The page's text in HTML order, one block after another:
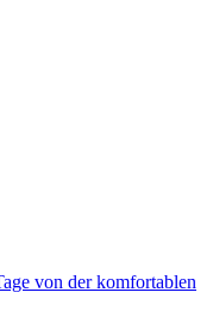
von der komfortablen